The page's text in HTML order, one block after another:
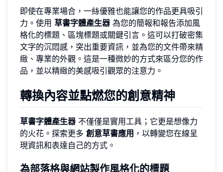
即使在專業場合，一絲優雅也能讓您的作品更具吸引
力。使用 草書字體產生器 為您的簡報和報告添加風
格化的標題、區塊標題或關鍵引言。這可以打破密集
文字的沉悶感，突出重要資訊，並為您的文件帶來精
緻、專業的外觀。這是一種微妙的方式來區分您的作
品，並以精緻的美感吸引觀眾的注意力。
轉換內容並點燃您的創意精神
草書字體產生器 不僅僅是實用工具；它更是想像力
的火花。探索更多 創意草書應用 ，以轉變您在線呈
現資訊和表達自己的方式。
為部落格與網站製作風格化的標題